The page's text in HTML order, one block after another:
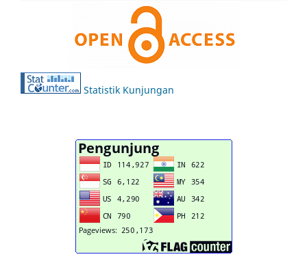
Statistik Kunjungan